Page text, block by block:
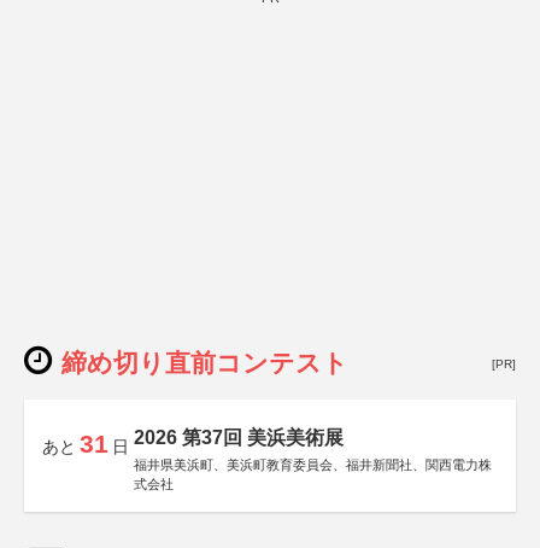
締め切り直前コンテスト [PR]
あと 31 日 2026 第37回 美浜美術展
福井県美浜町、美浜町教育委員会、福井新聞社、関西電力株
式会社